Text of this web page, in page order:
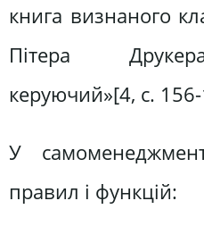
книга визнаного
Пітера
керуючий»[4, c.
У
правил і функцій: